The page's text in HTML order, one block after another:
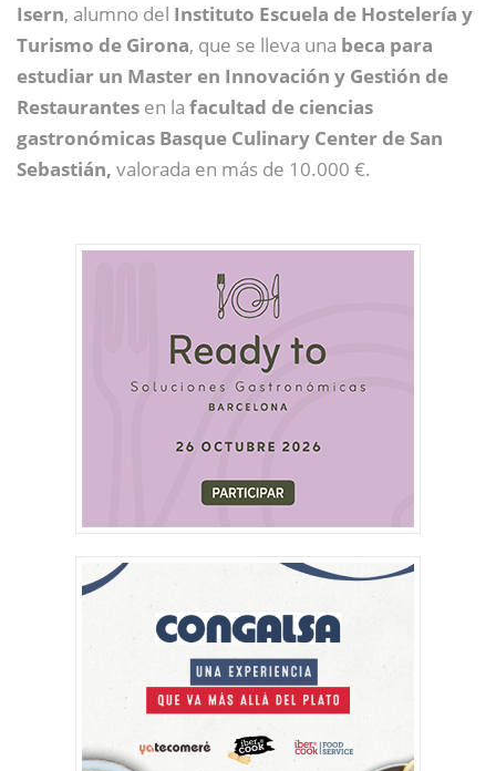
Isern, alumno del Instituto Escuela de Hostelería y
Turismo de Girona, que se lleva una beca para
estudiar un Master en Innovación y Gestión de
Restaurantes en la facultad de ciencias
gastronómicas Basque Culinary Center de San
Sebastián, valorada en más de 10.000 €.